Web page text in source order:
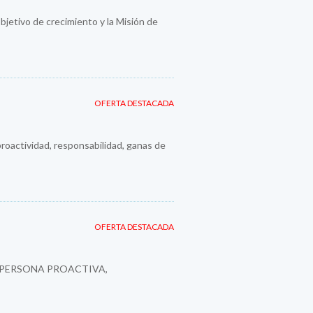
de crecimiento y la Misión de
OFERTA DESTACADA
responsabilidad, ganas de
OFERTA DESTACADA
PROACTIVA,